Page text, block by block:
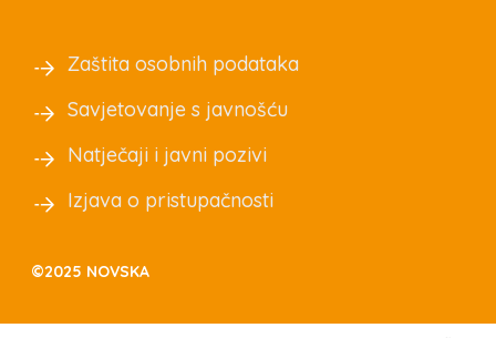
Zaštita osobnih podataka
Savjetovanje s javnošću
Natječaji i javni pozivi
Izjava o pristupačnosti
©2025 NOVSKA